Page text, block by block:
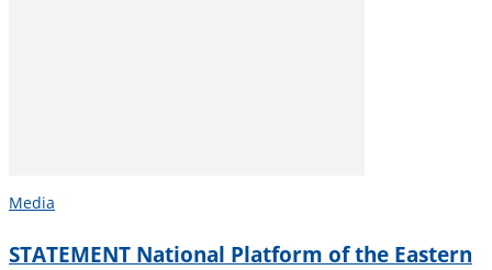
Media
STATEMENT National Platform of the Eastern